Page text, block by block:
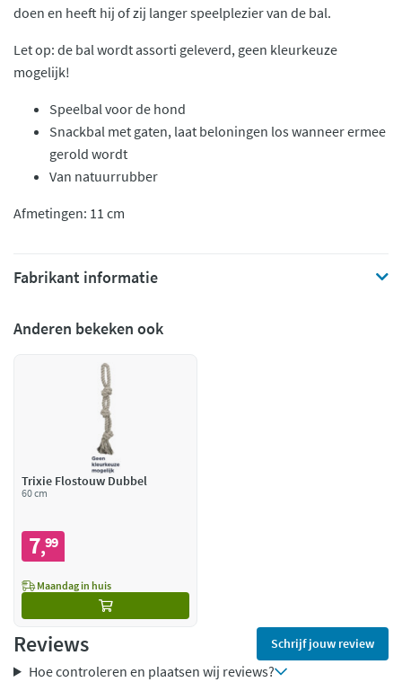
doen en heeft hij of zij langer speelplezier van de bal.
Let op: de bal wordt assorti geleverd, geen kleurkeuze
mogelijk!
Speelbal voor de hond
Snackbal met gaten, laat beloningen los wanneer ermee
gerold wordt
Van natuurrubber
Afmetingen: 11 cm
Fabrikant informatie
Anderen bekeken ook
Trixie Flostouw Dubbel
60 cm
7,99
Maandag in huis
Reviews Schrijf jouw review
Hoe controleren en plaatsen wij reviews?